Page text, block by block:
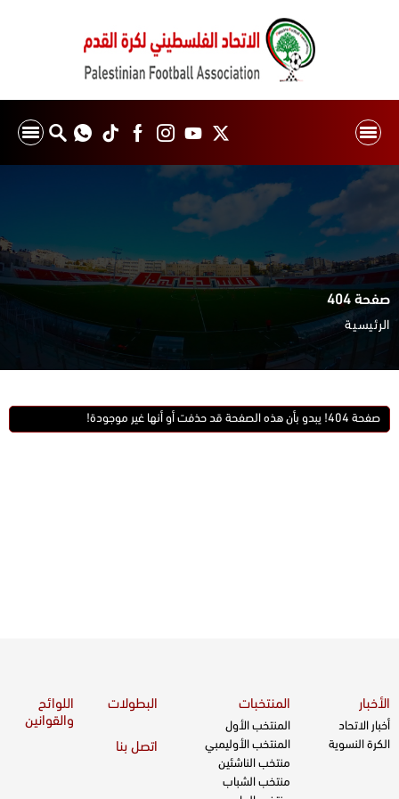
صفحة 404
الرئيسية
صفحة 404! يبدو بأن هذه الصفحة قد حذفت أو أنها غير موجودة!
الأخبار
أخبار الاتحاد
الكرة النسوية
المنتخبات
المنتخب الأول
المنتخب الأوليمبي
منتخب الناشئين
منتخب الشباب
البطولات
اللوائح
والقوانين
اتصل بنا